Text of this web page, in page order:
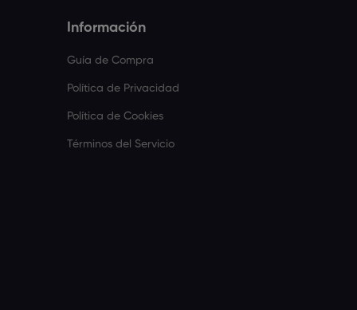
Información
Guía de Compra
Política de Privacidad
Política de Cookies
Términos del Servicio